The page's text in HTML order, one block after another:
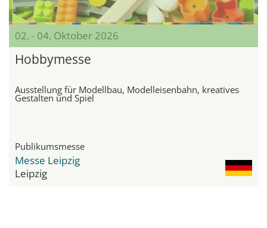
02. - 04. Oktober 2026
Hobbymesse
Ausstellung für Modellbau, Modelleisenbahn, kreatives
Gestalten und Spiel
Publikumsmesse
Messe Leipzig
Leipzig